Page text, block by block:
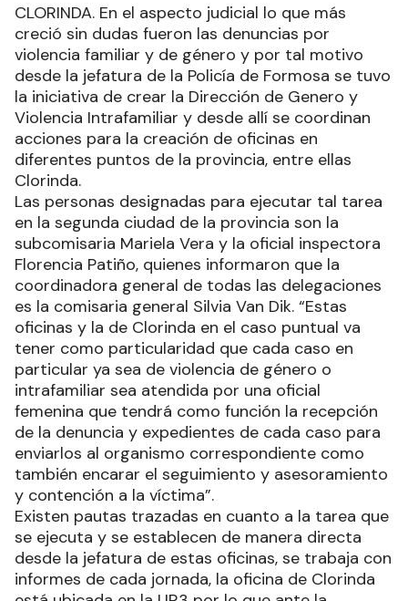
CLORINDA. En el aspecto judicial lo que más
creció sin dudas fueron las denuncias por
violencia familiar y de género y por tal motivo
desde la jefatura de la Policía de Formosa se tuvo
la iniciativa de crear la Dirección de Genero y
Violencia Intrafamiliar y desde allí se coordinan
acciones para la creación de oficinas en
diferentes puntos de la provincia, entre ellas
Clorinda.
Las personas designadas para ejecutar tal tarea
en la segunda ciudad de la provincia son la
subcomisaria Mariela Vera y la oficial inspectora
Florencia Patiño, quienes informaron que la
coordinadora general de todas las delegaciones
es la comisaria general Silvia Van Dik. “Estas
oficinas y la de Clorinda en el caso puntual va
tener como particularidad que cada caso en
particular ya sea de violencia de género o
intrafamiliar sea atendida por una oficial
femenina que tendrá como función la recepción
de la denuncia y expedientes de cada caso para
enviarlos al organismo correspondiente como
también encarar el seguimiento y asesoramiento
y contención a la víctima”.
Existen pautas trazadas en cuanto a la tarea que
se ejecuta y se establecen de manera directa
desde la jefatura de estas oficinas, se trabaja con
informes de cada jornada, la oficina de Clorinda